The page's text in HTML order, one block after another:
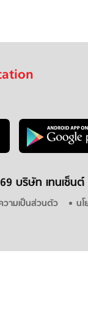
บริษัท เทนเซ็นต์
วามเป็นส่วนตัว น